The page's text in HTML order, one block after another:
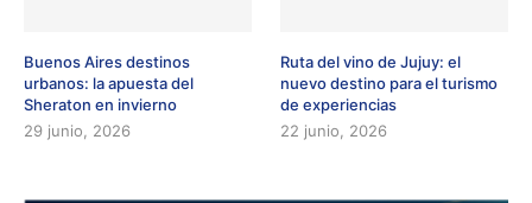
Buenos Aires destinos
urbanos: la apuesta del
Sheraton en invierno
29 junio, 2026
Ruta del vino de Jujuy: el
nuevo destino para el turismo
de experiencias
22 junio, 2026